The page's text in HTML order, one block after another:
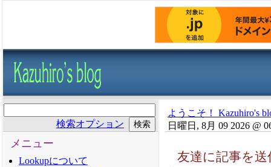
検索オプション
メニュー
Lookupについて
ようこそ！ Kazuhiro's
日曜日, 8月 09 2026 @
友達に記事を